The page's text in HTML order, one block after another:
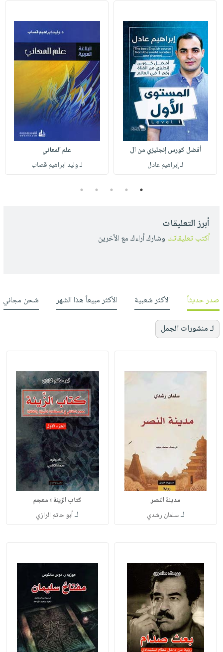
أفضل كورس إنجليزي من ال
لـ إبراهيم عادل
علم المعاني
لـ وليد ابراهيم قصاب
1
2
3
4
5
أبرز التعليقات
أكتب تعليقاتك وشارك أراءك مع الأخرين
صدر حديثاً الأكثر شعبية الأكثر مبيعاً هذا الشهر شحن مجاني
لـ منشورات الجمل
مدينة النصر
لـسلمان رشدي
كتاب الزينة ؛ معجم
لـأبو حاتم الرازي